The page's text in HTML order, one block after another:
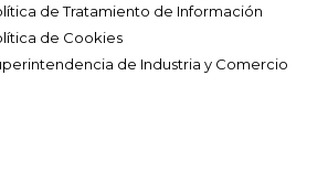
de Tratamiento de Información
de Cookies
de Industria y Comercio